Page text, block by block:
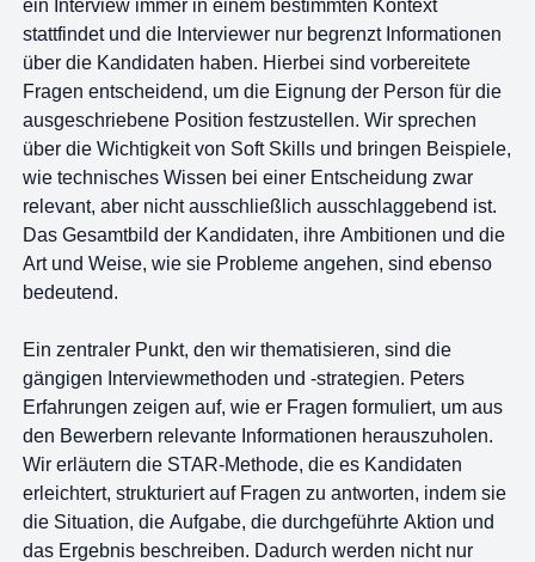
ein Interview immer in einem bestimmten Kontext
stattfindet und die Interviewer nur begrenzt Informationen
über die Kandidaten haben. Hierbei sind vorbereitete
Fragen entscheidend, um die Eignung der Person für die
ausgeschriebene Position festzustellen. Wir sprechen
über die Wichtigkeit von Soft Skills und bringen Beispiele,
wie technisches Wissen bei einer Entscheidung zwar
relevant, aber nicht ausschließlich ausschlaggebend ist.
Das Gesamtbild der Kandidaten, ihre Ambitionen und die
Art und Weise, wie sie Probleme angehen, sind ebenso
bedeutend.
Ein zentraler Punkt, den wir thematisieren, sind die
gängigen Interviewmethoden und -strategien. Peters
Erfahrungen zeigen auf, wie er Fragen formuliert, um aus
den Bewerbern relevante Informationen herauszuholen.
Wir erläutern die STAR-Methode, die es Kandidaten
erleichtert, strukturiert auf Fragen zu antworten, indem sie
die Situation, die Aufgabe, die durchgeführte Aktion und
das Ergebnis beschreiben. Dadurch werden nicht nur